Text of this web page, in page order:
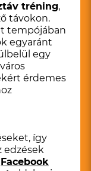
tréning,
távokon.
tempójában
egyaránt
egy
érdemes
így
edzések
Facebook